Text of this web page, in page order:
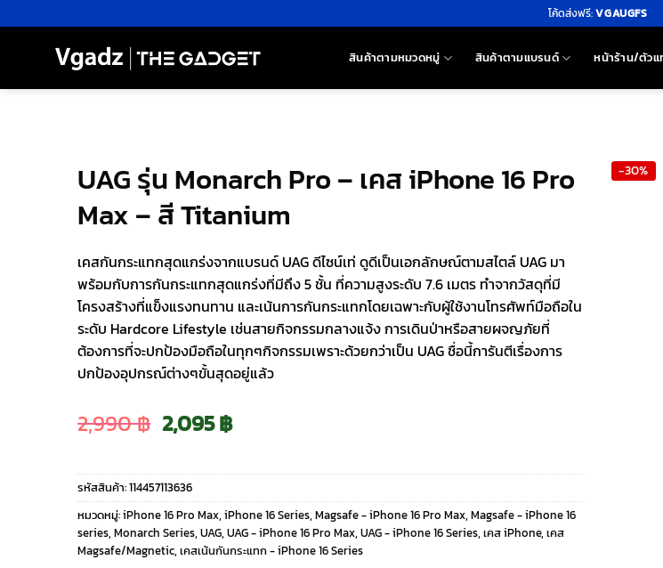
ไป
โค้ดส่งฟรี:VGAUGFS
สินค้าตามหมวดหมู่ สินค้าตามแบรนด์ หน้าร้าน/ตัวแ
UAG รุ่น Monarch Pro – เคส iPhone 16 Pro
Max – สี Titanium
เคสกันกระแทกสุดแกร่งจากแบรนด์ UAG ดีไซน์เท่ ดูดีเป็นเอกลักษณ์ตามสไตล์ UAG มา
พร้อมกับการกันกระแทกสุดแกร่งที่มีถึง 5 ชั้น ที่ความสูงระดับ 7.6 เมตร ทำจากวัสดุที่มี
โครงสร้างที่แข็งแรงทนทาน และเน้นการกันกระแทกโดยเฉพาะกับผู้ใช้งานโทรศัพท์มือถือใน
ระดับ Hardcore Lifestyle เช่นสายกิจกรรมกลางแจ้ง การเดินป่าหรือสายผจญภัยที่
ต้องการที่จะปกป้องมือถือในทุกๆกิจกรรมเพราะด้วยกว่าเป็น UAG ชื่อนี้การันตีเรื่องการ
ปกป้องอุปกรณ์ต่างๆขั้นสุดอยู่แล้ว
2,990฿ Original
price
was:
2,990 ฿.
2,095฿Current
price
is:
2,095 ฿.
รหัสสินค้า:114457113636
หมวดหมู่:iPhone 16 Pro Max, iPhone 16 Series, Magsafe - iPhone 16 Pro Max, Magsafe - iPhone 16
series, Monarch Series, UAG, UAG - iPhone 16 Pro Max, UAG - iPhone 16 Series, เคส iPhone, เคส
Magsafe/Magnetic, เคสเน้นกันกระแทก - iPhone 16 Series
-30%